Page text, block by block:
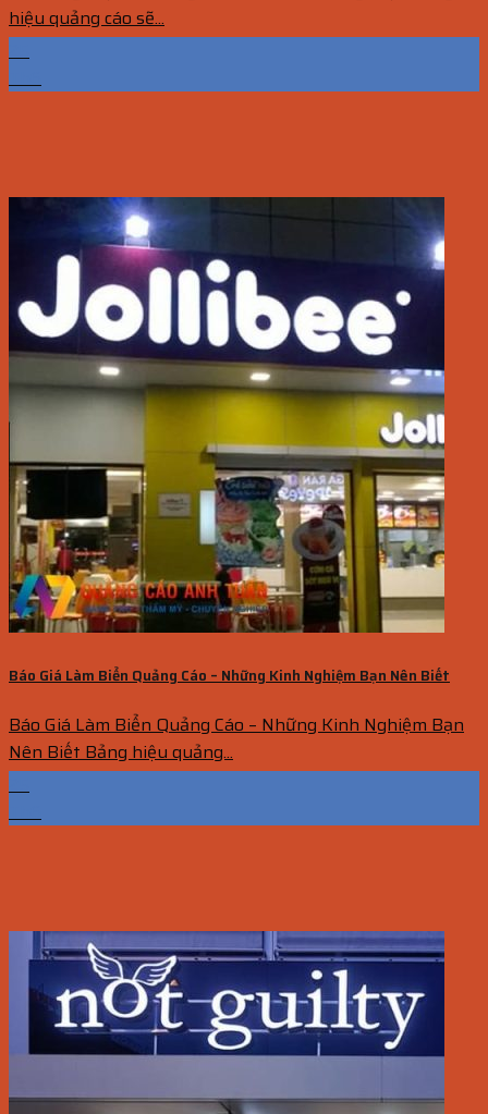
hiệu quảng cáo sẽ...
25
Th6
Báo Giá Làm Biển Quảng Cáo – Những Kinh Nghiệm Bạn Nên Biết
Báo Giá Làm Biển Quảng Cáo – Những Kinh Nghiệm Bạn
Nên Biết Bảng hiệu quảng...